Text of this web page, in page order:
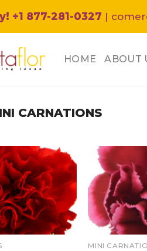
+1 877-281-0327 |
HOME ABOUT
CARNATIONS
MINI